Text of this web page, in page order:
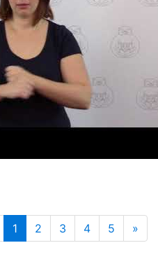
1 2 3 4 5 »